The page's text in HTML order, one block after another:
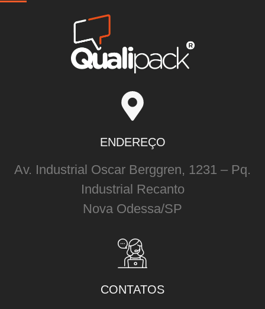
ENDEREÇO
Av. Industrial Oscar Berggren, 1231 – Pq.
Industrial Recanto
Nova Odessa/SP
CONTATOS